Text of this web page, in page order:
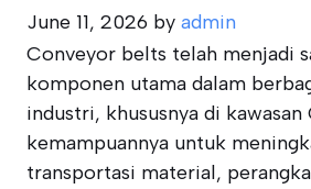
June 11, 2026 by admin
Conveyor belts telah menjadi
komponen utama dalam
industri, khususnya di
kemampuannya untuk
transportasi material,